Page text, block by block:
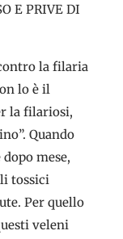
E PRIVE DI
la filaria
lo è il
la filariosi,
Quando
mese,
tossici
Per quello
veleni